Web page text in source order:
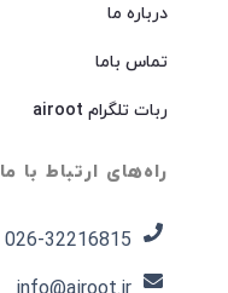
درباره ما
تماس باما
ربات تلگرام airoot
راه‌های ارتباط با ما
026-32216815​